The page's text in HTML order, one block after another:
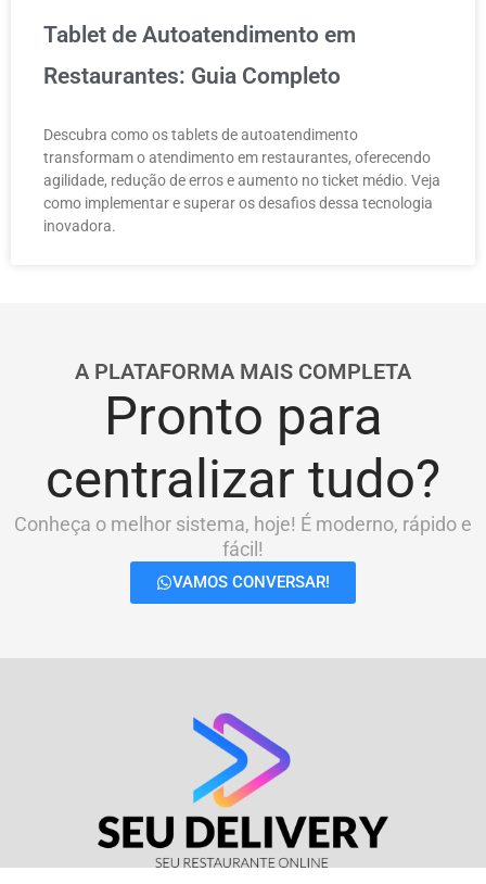
Tablet de Autoatendimento em
Restaurantes: Guia Completo
Descubra como os tablets de autoatendimento
transformam o atendimento em restaurantes, oferecendo
agilidade, redução de erros e aumento no ticket médio. Veja
como implementar e superar os desafios dessa tecnologia
inovadora.
A PLATAFORMA MAIS COMPLETA
Pronto para
centralizar tudo?
Conheça o melhor sistema, hoje! É moderno, rápido e
fácil!
VAMOS CONVERSAR!